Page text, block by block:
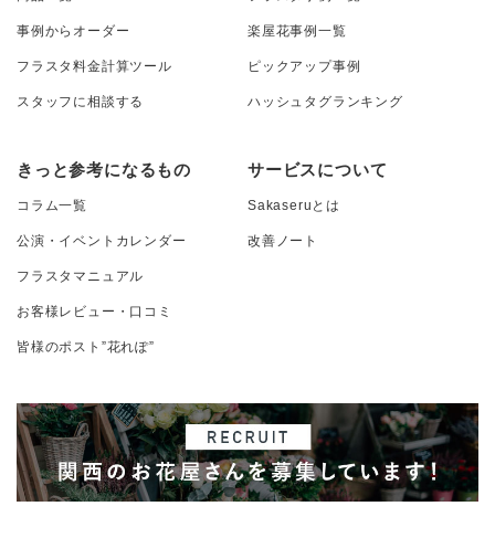
事例からオーダー
フラスタ料金計算ツール
スタッフに相談する
楽屋花事例一覧
ピックアップ事例
ハッシュタグランキング
きっと参考になるもの
コラム一覧
公演・イベントカレンダー
フラスタマニュアル
お客様レビュー・口コミ
皆様のポスト”花れぽ”
サービスについて
Sakaseruとは
改善ノート